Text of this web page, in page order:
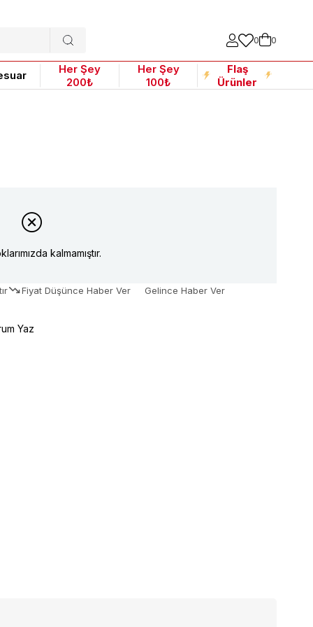
0 0
Her Şey
200₺
Her Şey
100₺
Flaş
Ürünler
kalmamıştır.
Fiyat Düşünce Haber Ver Gelince Haber Ver
Yaz